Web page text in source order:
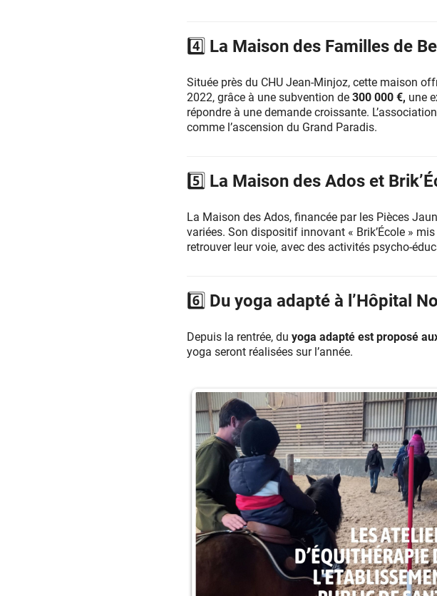
4️⃣ La Maison des Familles de
Située près du CHU Jean-Minjoz, cette maison
2022, grâce à une subvention de 300 000 €, une
répondre à une demande croissante.
comme l’ascension du Grand Paradis.
5️⃣ La Maison des Ados et
La Maison des Ados, financée par les Pièces
variées. Son dispositif innovant « Brik’École »
retrouver leur voie, avec des activités psycho-
6️⃣ Du yoga adapté à l’Hôpital
Depuis la rentrée, du yoga adapté est proposé
yoga seront réalisées sur l’année.